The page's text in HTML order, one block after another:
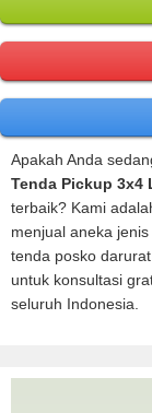
Apakah Anda
Tenda Pickup 3x4
terbaik? Kami
menjual aneka
tenda posko
untuk konsultasi
seluruh Indonesia.